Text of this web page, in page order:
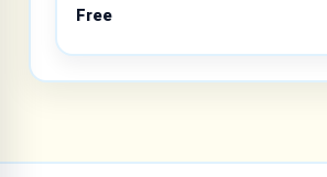
Free